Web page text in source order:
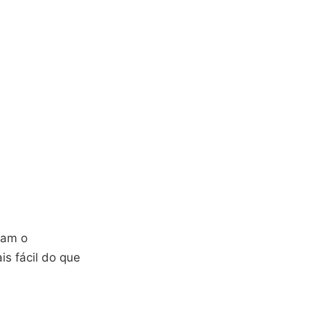
o
fácil do que